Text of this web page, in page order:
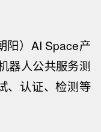
） AI Space产
器人公共服务测
、认证、检测等